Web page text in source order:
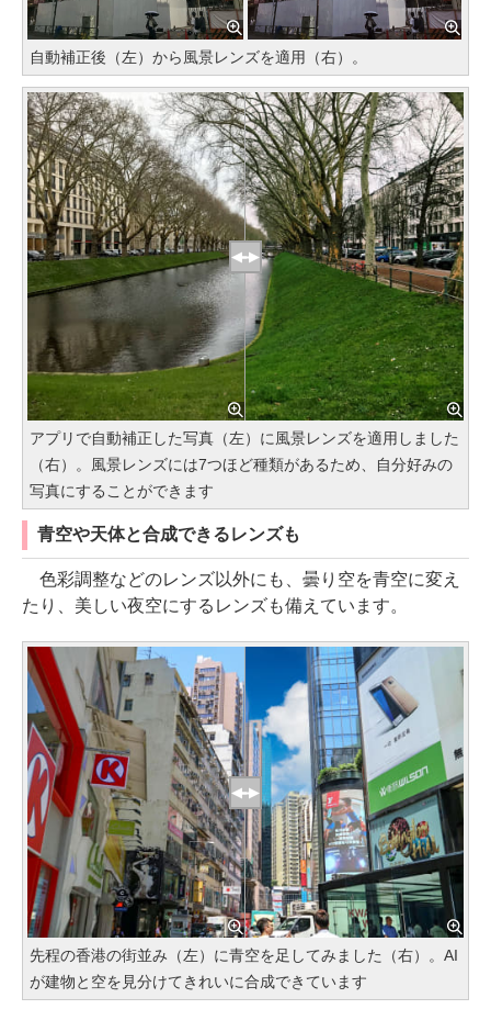
自動補正後（左）から風景レンズを適用（右）。
アプリで自動補正した写真（左）に風景レンズを適用しました
（右）。風景レンズには7つほど種類があるため、自分好みの
写真にすることができます
青空や天体と合成できるレンズも
色彩調整などのレンズ以外にも、曇り空を青空に変え
たり、美しい夜空にするレンズも備えています。
先程の香港の街並み（左）に青空を足してみました（右）。AI
が建物と空を見分けてきれいに合成できています